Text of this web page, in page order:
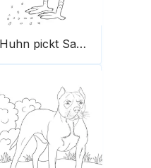
Huhn pickt Samen